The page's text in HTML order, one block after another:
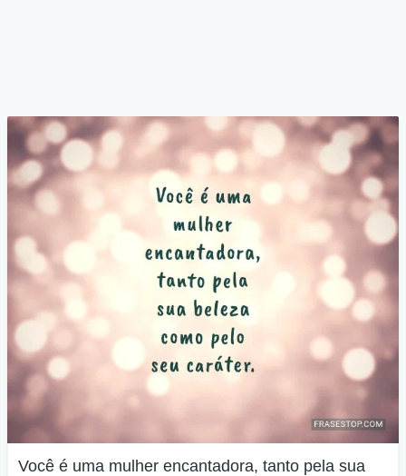
Você é uma mulher encantadora, tanto pela sua